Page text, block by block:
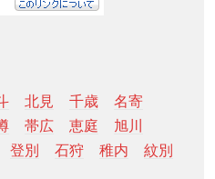
北見 千歳
名寄
帯広 恵庭
旭川
登別 石狩 稚内
紋別